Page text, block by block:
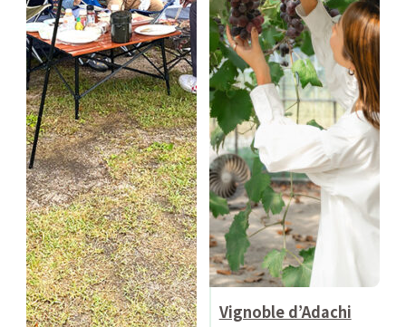
Vignoble d’Adachi